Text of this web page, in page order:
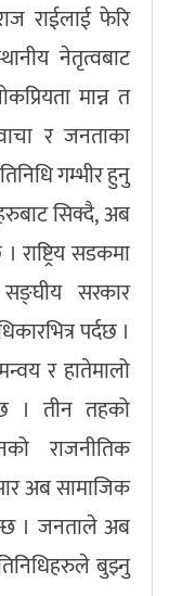
राईलाई फेरि
नेतृत्वबाट
मान्न त
र जनताका
गम्भीर हुनु
सिक्दै, अब
सडकमा
सङ्घीय सरकार
पर्दछ ।
र हातेमालो
। तीन तहको
राजनीतिक
अब सामाजिक
। जनताले अब
बुझ्नु